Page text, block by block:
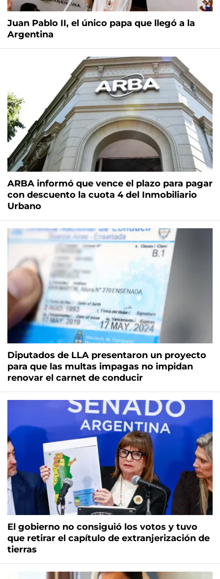
Juan Pablo II, el único papa que llegó a la
Argentina
ARBA informó que vence el plazo para pagar
con descuento la cuota 4 del Inmobiliario
Urbano
Diputados de LLA presentaron un proyecto
para que las multas impagas no impidan
renovar el carnet de conducir
El gobierno no consiguió los votos y tuvo
que retirar el capítulo de extranjerización de
tierras